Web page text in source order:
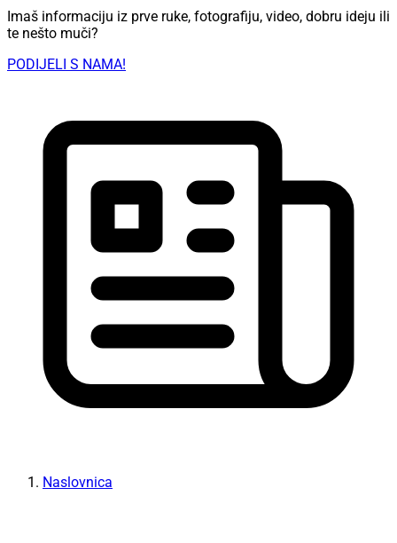
Imaš informaciju iz prve ruke, fotografiju, video, dobru ideju ili
te nešto muči?
PODIJELI S NAMA!
Naslovnica